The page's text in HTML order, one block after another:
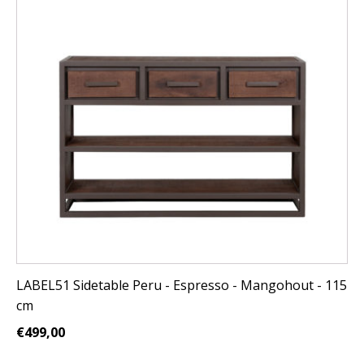
LABEL51 Sidetable Peru - Espresso - Mangohout - 115
cm
€499,00